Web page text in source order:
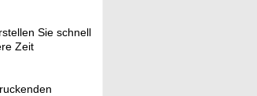
Sie schnell
Zeit